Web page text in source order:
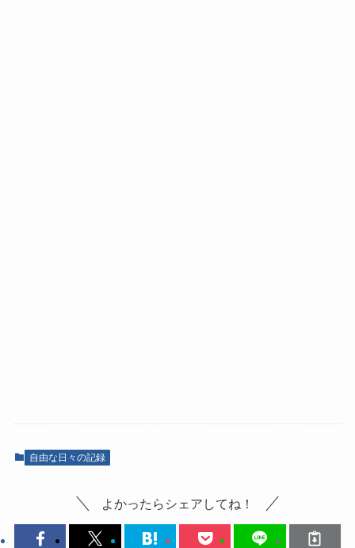
自由な日々の記録
よかったらシェアしてね！